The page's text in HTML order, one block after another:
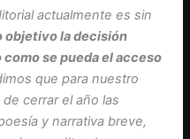
actualmente es sin
objetivo la decisión
se pueda el acceso
que para nuestro
cerrar el año las
y narrativa breve,